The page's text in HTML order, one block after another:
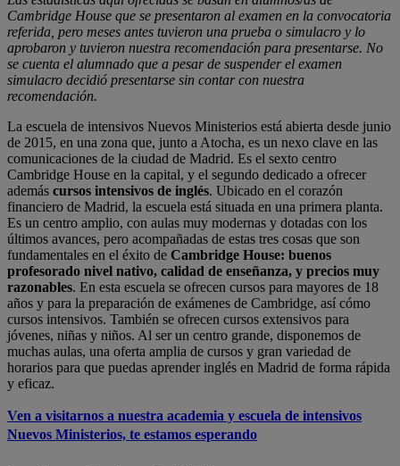
Cambridge House que se presentaron al examen en la convocatoria
referida, pero meses antes tuvieron una prueba o simulacro y lo
aprobaron y tuvieron nuestra recomendación para presentarse. No
se cuenta el alumnado que a pesar de suspender el examen
simulacro decidió presentarse sin contar con nuestra
recomendación.
La escuela de intensivos Nuevos Ministerios está abierta desde junio
de 2015, en una zona que, junto a Atocha, es un nexo clave en las
comunicaciones de la ciudad de Madrid. Es el sexto centro
Cambridge House en la capital, y el segundo dedicado a ofrecer
además cursos intensivos de inglés. Ubicado en el corazón
financiero de Madrid, la escuela está situada en una primera planta.
Es un centro amplio, con aulas muy modernas y dotadas con los
últimos avances, pero acompañadas de estas tres cosas que son
fundamentales en el éxito de Cambridge House: buenos
profesorado nivel nativo, calidad de enseñanza, y precios muy
razonables. En esta escuela se ofrecen cursos para mayores de 18
años y para la preparación de exámenes de Cambridge, así cómo
cursos intensivos. También se ofrecen cursos extensivos para
jóvenes, niñas y niños. Al ser un centro grande, disponemos de
muchas aulas, una oferta amplia de cursos y gran variedad de
horarios para que puedas aprender inglés en Madrid de forma rápida
y eficaz.
Ven a visitarnos a nuestra academia y escuela de intensivos
Nuevos Ministerios, te estamos esperando